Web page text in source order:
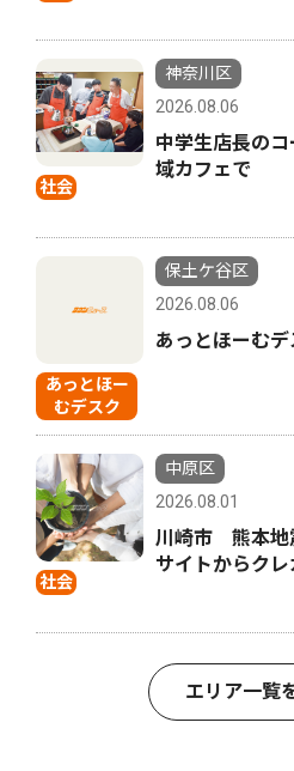
社会
神奈川区
2026.08.06
中学生店長の
域カフェで
あっとほー
むデスク
保土ケ谷区
2026.08.06
あっとほーむデ
社会
中原区
2026.08.01
川崎市 熊本地
サイトからク
エリア一覧